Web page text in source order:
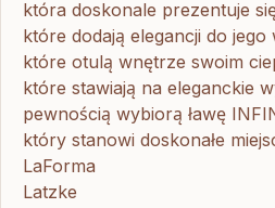
która doskonale prezentuje
które dodają elegancji do jego
które otulą wnętrze swoim
które stawiają na eleganckie
pewnością wybiorą ławę
który stanowi doskonałe
LaForma
Latzke